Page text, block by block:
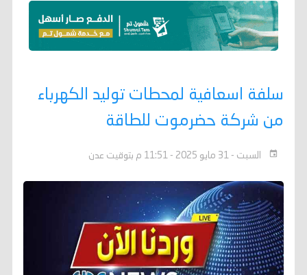
سلفة اسعافية لمحطات توليد الكهرباء
من شركة حضرموت للطاقة
السبت - 31 مايو 2025 - 11:51 م بتوقيت عدن